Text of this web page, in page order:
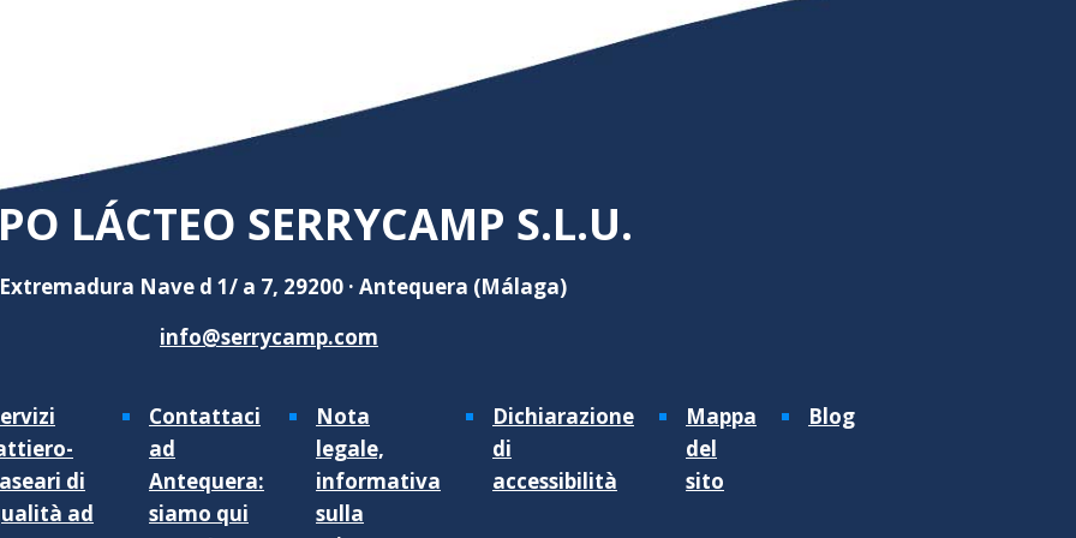
LÁCTEO SERRYCAMP S.L.U.
Nave d 1/ a 7, 29200 · Antequera (Málaga)
info@serrycamp.com
di
ad
Contattaci
ad
Antequera:
siamo qui
Nota
legale,
informativa
sulla
Dichiarazione
di
accessibilità
Mappa
del
sito
Blog